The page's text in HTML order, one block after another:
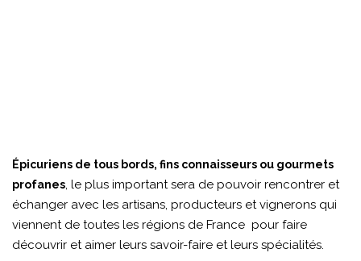
Épicuriens de tous bords, fins connaisseurs ou gourmets
profanes, le plus important sera de pouvoir rencontrer et
échanger avec les artisans, producteurs et vignerons qui
viennent de toutes les régions de France pour faire
découvrir et aimer leurs savoir-faire et leurs spécialités.